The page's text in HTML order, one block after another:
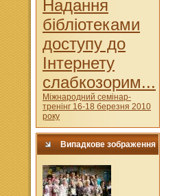
Надання
бібліотеками
доступу до
Інтернету
слабкозорим...
Міжнародний семінар-
тренінг 16-18 березня 2010
року
Випадкове зображення